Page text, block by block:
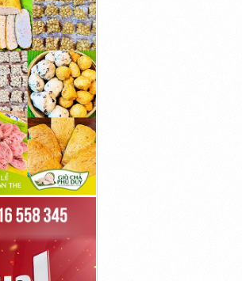
Quạt Hút Công Nghiệp 1
Pha KIN -...
5,800,000đ